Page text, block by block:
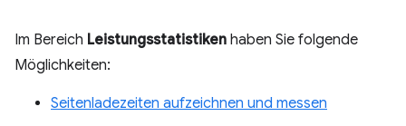
Im Bereich Leistungsstatistiken haben Sie folgende
Möglichkeiten:
Seitenladezeiten aufzeichnen und messen